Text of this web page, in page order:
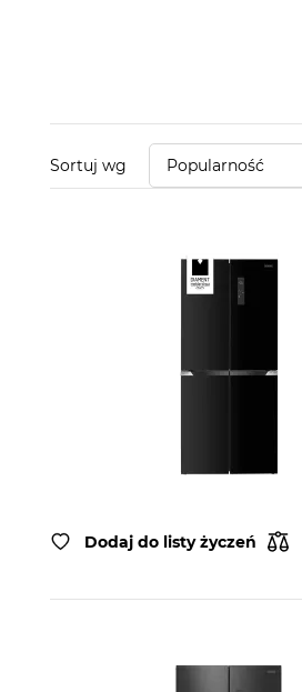
Sortuj wg Popularność
Dodaj do listy życzeń